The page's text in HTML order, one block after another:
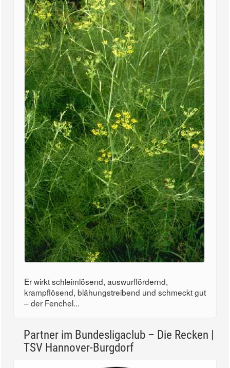
Er wirkt schleimlösend, auswurffördernd,
krampflösend, blähungstreibend und schmeckt gut
– der Fenchel...
Partner im Bundesligaclub – Die Recken |
TSV Hannover-Burgdorf